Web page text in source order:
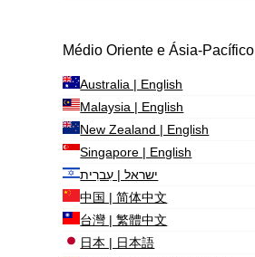
Médio Oriente e Ásia-Pacífico
Australia | English
Malaysia | English
New Zealand | English
Singapore | English
ישראל | עִברִית
中国 | 简体中文
台灣 | 繁體中文
日本 | 日本語